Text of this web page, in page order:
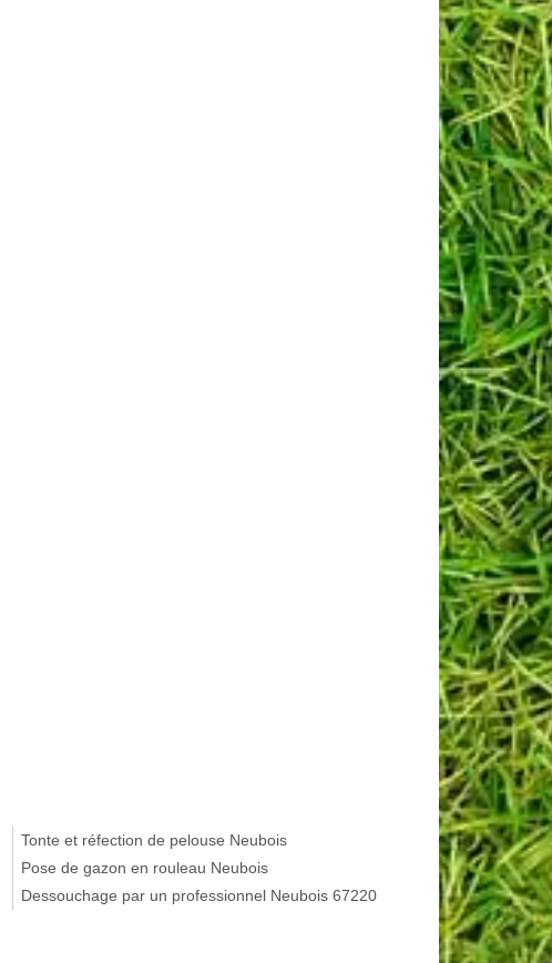
Tonte et réfection de pelouse Neubois
Pose de gazon en rouleau Neubois
Dessouchage par un professionnel Neubois 67220